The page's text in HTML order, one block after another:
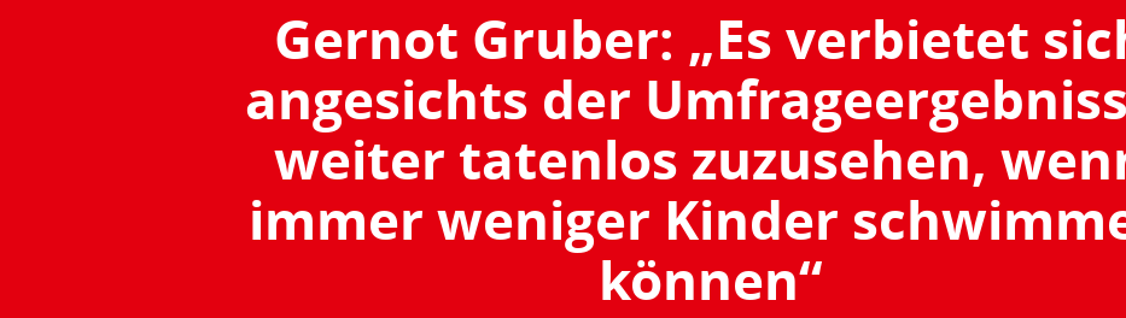
Gernot Gruber: „Es verbietet
angesichts der
weiter tatenlos zuzusehen,
immer weniger Kinder
können“